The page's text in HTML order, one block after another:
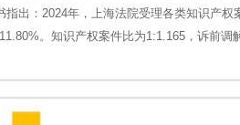
出：2024年，上海法院受理各类知识产权
。知识产权案件比为1:1.165，诉前调